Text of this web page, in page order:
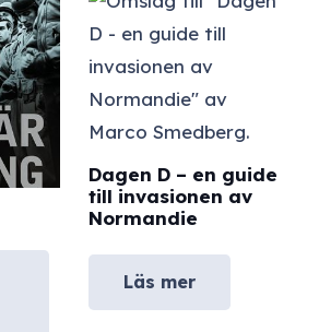
Dagen D – en guide
till invasionen av
Normandie
Läs mer